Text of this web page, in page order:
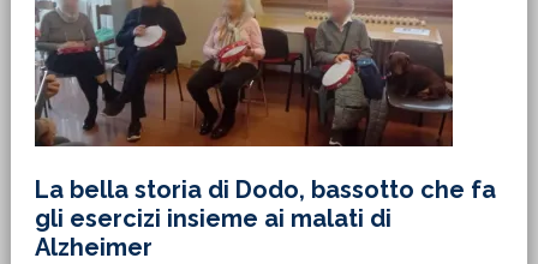
La bella storia di Dodo, bassotto che fa
gli esercizi insieme ai malati di
Alzheimer